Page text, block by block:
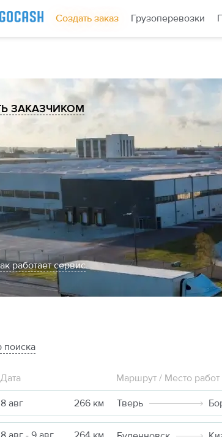
Создать заказ Грузоперевозки
ЗАКАЗЧИКОМ
работает сервис
поиска
Дата Маршрут / Место работ
8 авг 266 км Тверь